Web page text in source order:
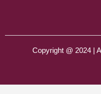
Copyright @ 2024 |